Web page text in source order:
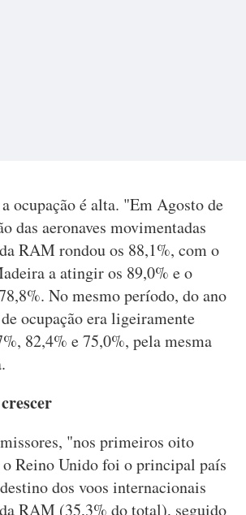
ocupação é alta. "Em Agosto de
das aeronaves movimentadas
RAM rondou os 88,1%, com o
a atingir os 89,0% e o
No mesmo período, do ano
ocupação era ligeiramente
82,4% e 75,0%, pela mesma
"nos primeiros oito
o Reino Unido foi o principal país
dos voos internacionais
RAM (35,3% do total), seguido